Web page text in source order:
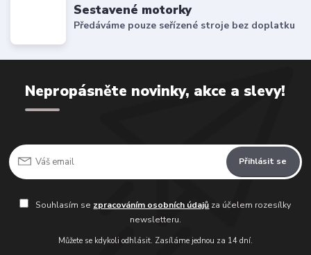
Sestavené motorky
Předáváme pouze seřízené stroje bez doplatku
Nepropásněte novinky, akce a slevy!
Přihlásit se
Souhlasím se zpracováním osobních údajů za účelem rozesílky
newsletteru.
Můžete se kdykoli odhlásit. Zasíláme jednou za 14 dní.